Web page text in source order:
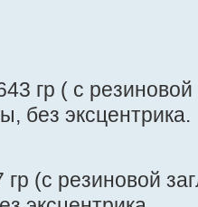
гр ( с
без эксцентрика.
(с резиновой